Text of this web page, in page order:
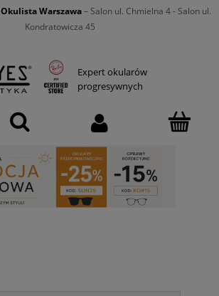
Okulista Warszawa– Salon ul. Chmielna 4 - Salon ul.
Kondratowicza 45
Expert okularów
progresywnych